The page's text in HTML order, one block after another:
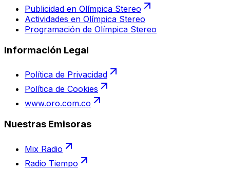
Publicidad en Olímpica Stereo
Actividades en Olímpica Stereo
Programación de Olímpica Stereo
Información Legal
Política de Privacidad
Política de Cookies
www.oro.com.co
Nuestras Emisoras
Mix Radio
Radio Tiempo